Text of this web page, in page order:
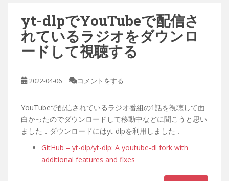
yt-dlpでYouTubeで配信さ
れているラジオをダウンロ
ードして視聴する
2022-04-06 コメントをする
YouTubeで配信されているラジオ番組の1話を視聴して面
白かったのでダウンロードして移動中などに聞こうと思い
ました．ダウンロードにはyt-dlpを利用しました．
GitHub – yt-dlp/yt-dlp: A youtube-dl fork with
additional features and fixes